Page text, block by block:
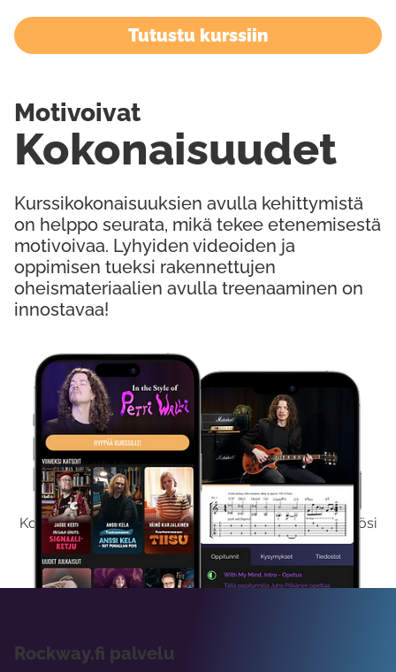
Kokeile Ilmaiseksi
Kokeilemalla ilmaiseksi saat koko sisältömme käyttöösi
viikon ajaksi.
Tutustu kurssiin
Kurssikokonaisuuksien avulla kehittymistä
on helppo seurata, mikä tekee etenemisestä
motivoivaa. Lyhyiden videoiden ja
oppimisen tueksi rakennettujen
oheismateriaalien avulla treenaaminen on
innostavaa!
Kokonaisuudet
Motivoivat
Rockway.fi palvelu